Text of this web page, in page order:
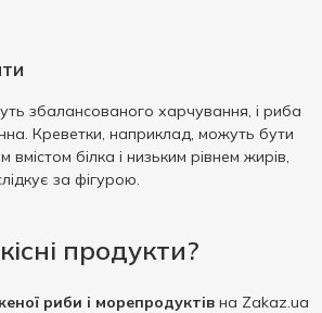
збалансованого харчування, і риба
Креветки, наприклад, можуть бути
вмістом білка і низьким рівнем жирів,
за фігурою.
продукти?
риби і морепродуктів на Zakaz.ua